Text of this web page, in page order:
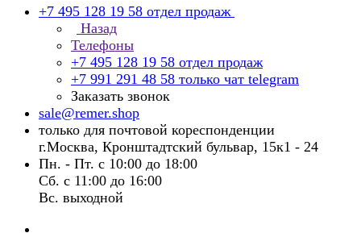
+7 495 128 19 58 отдел продаж
Назад
Телефоны
+7 495 128 19 58 отдел продаж
+7 991 291 48 58 только чат telegram
Заказать звонок
sale@remer.shop
только для почтовой кореспонденции
г.Москва, Кронштадтский бульвар, 15к1 - 24
Пн. - Пт. с 10:00 до 18:00
Сб. с 11:00 до 16:00
Вс. выходной